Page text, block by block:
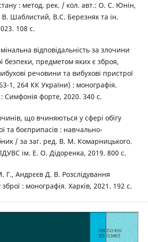
: метод. рек. / кол. авт.: О. С. Юнін,
Шаблистий, В.С. Березняк та ін.
108 с.
відповідальність за злочини
безпеки, предметом яких є зброя,
речовини та вибухові пристрої
1, 264 КК України) : монографія.
Симфонія форте, 2020. 340 с.
що вчиняються у сфері обігу
та боєприпасів : навчально-
/ за заг. ред. В. М. Комарницького.
ім. Е. О. Дідоренка, 2019. 800 с.
Андрєєв Д. В. Розслідування
зброї : монографія. Харків, 2021. 192 с.